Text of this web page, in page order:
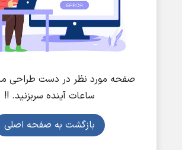
صفحه مورد نظر در دست طراحی
ساعات آینده سربزنید. !!
بازگشت به صفحه اصلی